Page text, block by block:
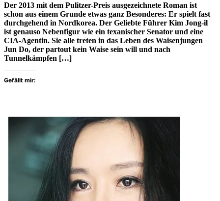
Der 2013 mit dem Pulitzer-Preis ausgezeichnete Roman ist
schon aus einem Grunde etwas ganz Besonderes: Er spielt fast
durchgehend in Nordkorea. Der Geliebte Führer Kim Jong-il
ist genauso Nebenfigur wie ein texanischer Senator und eine
CIA-Agentin. Sie alle treten in das Leben des Waisenjungen
Jun Do, der partout kein Waise sein will und nach
Tunnelkämpfen […]
Gefällt mir: